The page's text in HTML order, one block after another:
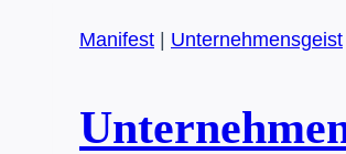
und
Idee
Manifest | Unternehmensgeist